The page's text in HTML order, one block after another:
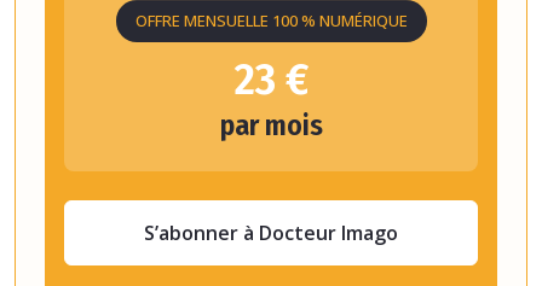
OFFRE MENSUELLE 100 % NUMÉRIQUE
23 €
par mois
S’abonner à Docteur Imago